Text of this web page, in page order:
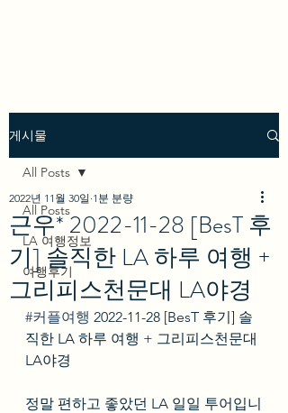
게시물
All Posts
LA 여행정보
여행후기
All Posts
근우* 2022-11-28 [BesT 후
기] 솔직한 LA 하루 여행 +
그리피스천문대 LA야경
2022년 11월 30일 1분 분량
#커플여행 2022-11-28 [BesT 후기] 솔
직한 LA 하루 여행 + 그리피스천문대
LA야경
정말 편하고 좋았던 LA 일일 투어입니